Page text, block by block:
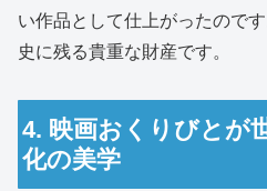
い作品として仕上がったので
史に残る貴重な財産です。
4. 映画おくりびとが
化の美学